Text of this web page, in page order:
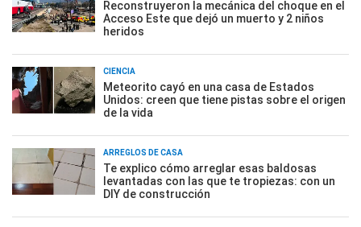
Reconstruyeron la mecánica del choque en el
Acceso Este que dejó un muerto y 2 niños
heridos
CIENCIA
Meteorito cayó en una casa de Estados
Unidos: creen que tiene pistas sobre el origen
de la vida
ARREGLOS DE CASA
Te explico cómo arreglar esas baldosas
levantadas con las que te tropiezas: con un
DIY de construcción